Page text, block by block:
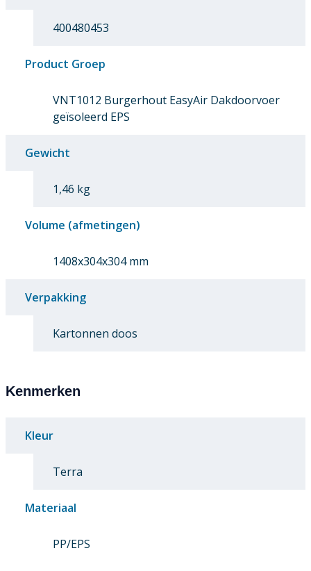
400480453
Product Groep
VNT1012 Burgerhout EasyAir Dakdoorvoer
geïsoleerd EPS
Gewicht
1,46 kg
Volume (afmetingen)
1408x304x304 mm
Verpakking
Kartonnen doos
Kenmerken
Kleur
Terra
Materiaal
PP/EPS